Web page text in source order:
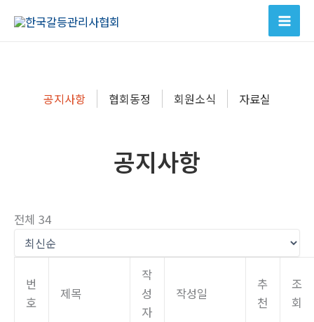
공지사항 협회동정 회원소식 자료실
공지사항
전체 34
번
호
제목
작
성
자
작성일
추
천
조
회